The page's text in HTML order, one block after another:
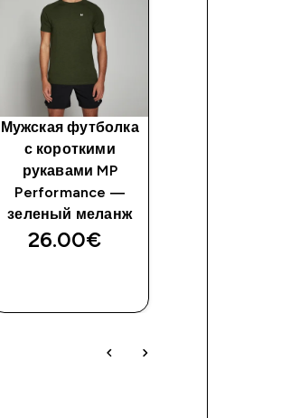
Мужская футболка
с короткими
рукавами MP
Performance —
зеленый меланж
26.00€‎